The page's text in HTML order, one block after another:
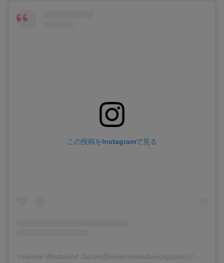
この投稿をInstagramで見る